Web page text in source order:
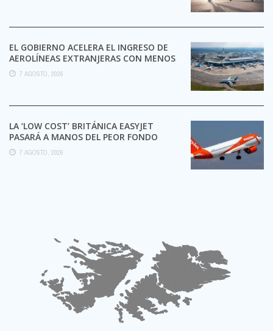
EL GOBIERNO ACELERA EL INGRESO DE
AEROLÍNEAS EXTRANJERAS CON MENOS
TRÁMITES
7 AGOSTO, 2026
LA ‘LOW COST’ BRITÁNICA EASYJET
PASARÁ A MANOS DEL PEOR FONDO
POSIBLE:
7 AGOSTO, 2026